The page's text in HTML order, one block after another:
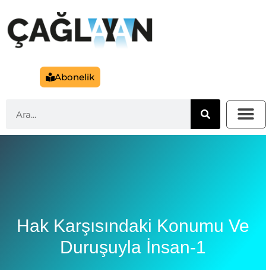
Abonelik
Hak Karşısındaki Konumu Ve
Duruşuyla İnsan-1